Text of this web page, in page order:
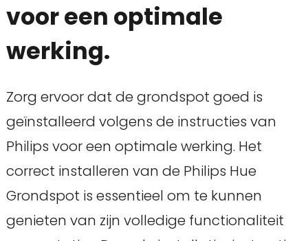
voor een optimale
werking.
Zorg ervoor dat de grondspot goed is
geïnstalleerd volgens de instructies van
Philips voor een optimale werking. Het
correct installeren van de Philips Hue
Grondspot is essentieel om te kunnen
genieten van zijn volledige functionaliteit